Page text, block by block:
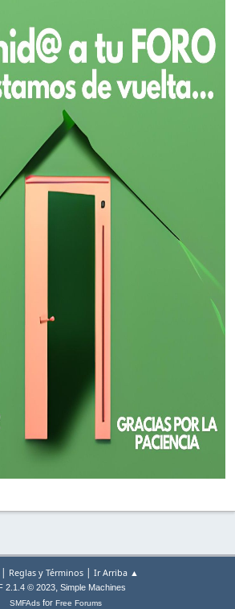
| Reglas y Términos | Ir Arriba ▲
2.1.4 © 2023, Simple Machines
SMFAdsfor Free Forums